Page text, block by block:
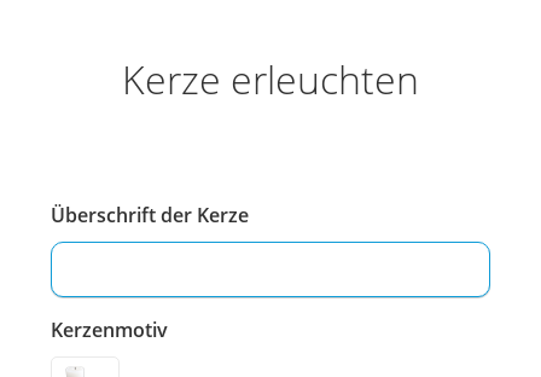
Kerze erleuchten
Überschrift der Kerze
Kerzenmotiv